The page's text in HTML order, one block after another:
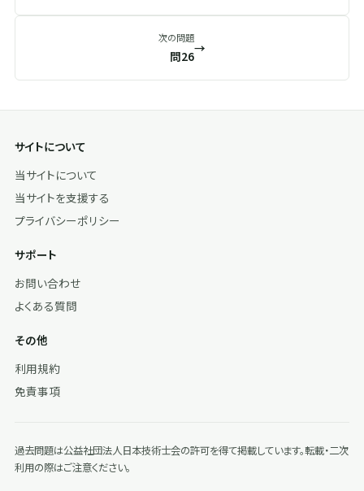
次の問題
問26
→
サイトについて
当サイトについて
当サイトを支援する
プライバシーポリシー
サポート
お問い合わせ
よくある質問
その他
利用規約
免責事項
過去問題は公益社団法人日本技術士会の許可を得て掲載しています。転載・二次
利用の際はご注意ください。